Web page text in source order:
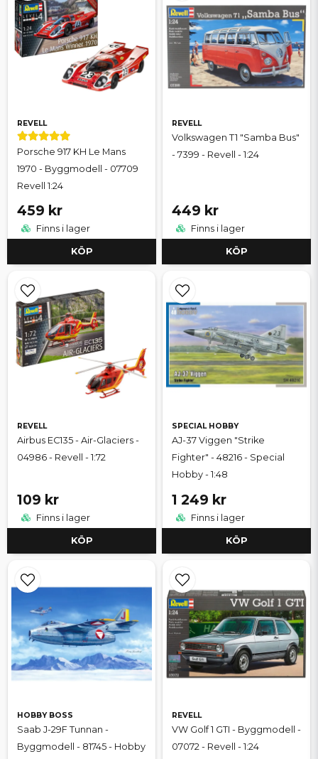
REVELL
Porsche 917 KH Le Mans
1970 - Byggmodell - 07709
Revell 1:24
459 kr
Finns i lager
KÖP
REVELL
Volkswagen T1 "Samba Bus"
- 7399 - Revell - 1:24
449 kr
Finns i lager
KÖP
REVELL
Airbus EC135 - Air-Glaciers -
04986 - Revell - 1:72
109 kr
Finns i lager
KÖP
SPECIAL HOBBY
AJ-37 Viggen "Strike
Fighter" - 48216 - Special
Hobby - 1:48
1 249 kr
Finns i lager
KÖP
HOBBY BOSS
Saab J-29F Tunnan -
Byggmodell - 81745 - Hobby
REVELL
VW Golf 1 GTI - Byggmodell -
07072 - Revell - 1:24